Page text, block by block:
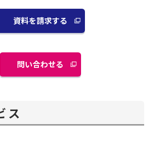
資料を請求する 別
ウ
ィ
ン
問い合わせる 別
ウ
ウ
ス